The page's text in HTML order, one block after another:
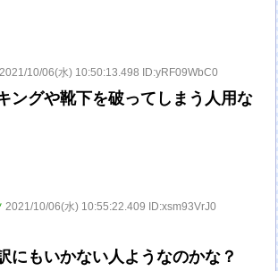
2021/10/06(水) 10:50:13.498 ID:yRF09WbC0
ングや靴下を破ってしまう人用な
2021/10/06(水) 10:55:22.409 ID:xsm93VrJ0
にもいかない人ようなのかな？